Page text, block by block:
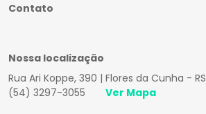
Contato
Nossa localização
Rua Ari Koppe, 390 | Flores da Cunha - RS
(54) 3297-3055
Ver Mapa